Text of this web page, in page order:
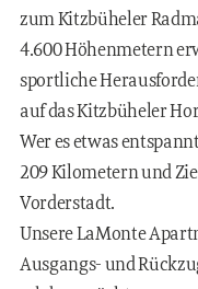
zum Kitzbüheler
4.600 Höhenmetern
sportliche
auf das Kitzbüheler
Wer es etwas
209 Kilometern und
Vorderstadt.
Unsere LaMonte
Ausgangs- und